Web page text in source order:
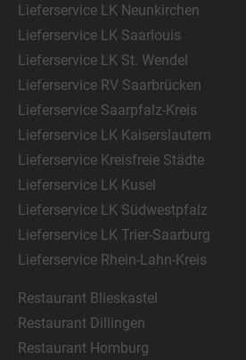
Lieferservice LK Neunkirchen
Lieferservice LK Saarlouis
Lieferservice LK St. Wendel
Lieferservice RV Saarbrücken
Lieferservice Saarpfalz-Kreis
Lieferservice LK Kaiserslautern
Lieferservice Kreisfreie Städte
Lieferservice LK Kusel
Lieferservice LK Südwestpfalz
Lieferservice LK Trier-Saarburg
Lieferservice Rhein-Lahn-Kreis
Restaurant Blieskastel
Restaurant Dillingen
Restaurant Homburg